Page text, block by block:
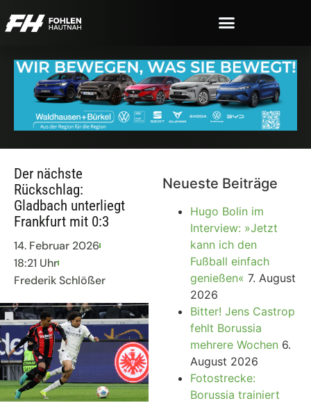
Der nächste
Rückschlag:
Gladbach unterliegt
Frankfurt mit 0:3
14. Februar 2026
18:21 Uhr
Frederik Schlößer
Neueste Beiträge
Hugo Bolin im
Interview: »Jetzt
kann ich den
Fußball einfach
genießen« 7. August
2026
Bitter! Jens Castrop
fehlt Borussia
mehrere Wochen 6.
August 2026
Fotostrecke:
Borussia trainiert